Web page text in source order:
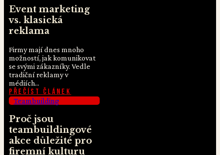
Event marketing
vs. klasická
reklama
Firmy mají dnes mnoho
možností, jak komunikovat
se svými zákazníky. Vedle
tradiční reklamy v
médiích...
Přečíst článek
Teambuilding
Proč jsou
teambuildingové
akce důležité pro
firemní kulturu